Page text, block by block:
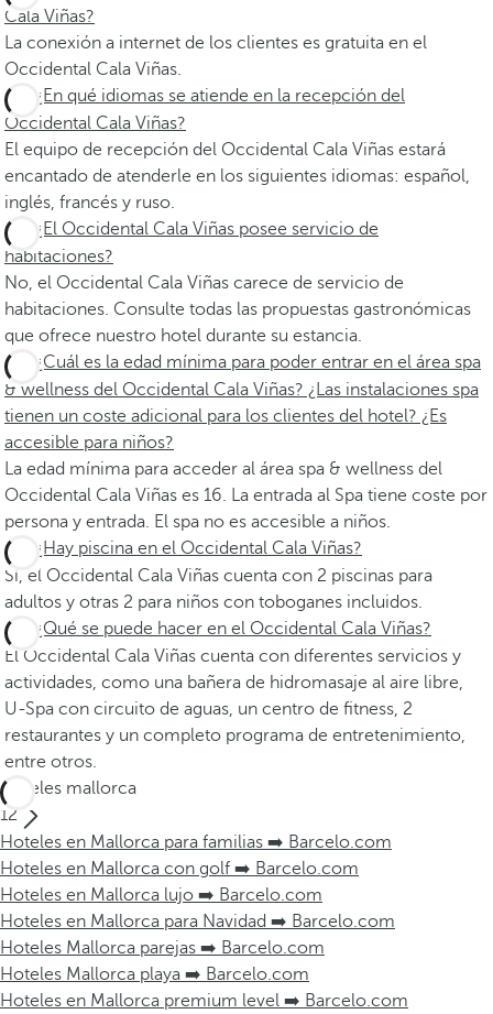
Cala Viñas?
La conexión a internet de los clientes es gratuita en el
Occidental Cala Viñas.
¿En qué idiomas se atiende en la recepción del
Occidental Cala Viñas?
El equipo de recepción del Occidental Cala Viñas estará
encantado de atenderle en los siguientes idiomas: español,
inglés, francés y ruso.
¿El Occidental Cala Viñas posee servicio de
habitaciones?
No, el Occidental Cala Viñas carece de servicio de
habitaciones. Consulte todas las propuestas gastronómicas
que ofrece nuestro hotel durante su estancia.
¿Cuál es la edad mínima para poder entrar en el área spa
& wellness del Occidental Cala Viñas? ¿Las instalaciones spa
tienen un coste adicional para los clientes del hotel? ¿Es
accesible para niños?
La edad mínima para acceder al área spa & wellness del
Occidental Cala Viñas es 16. La entrada al Spa tiene coste por
persona y entrada. El spa no es accesible a niños.
¿Hay piscina en el Occidental Cala Viñas?
Sí, el Occidental Cala Viñas cuenta con 2 piscinas para
adultos y otras 2 para niños con toboganes incluidos.
¿Qué se puede hacer en el Occidental Cala Viñas?
El Occidental Cala Viñas cuenta con diferentes servicios y
actividades, como una bañera de hidromasaje al aire libre,
U-Spa con circuito de aguas, un centro de fitness, 2
restaurantes y un completo programa de entretenimiento,
entre otros.
Hoteles mallorca
12
Hoteles en Mallorca para familias ➡️ Barcelo.com
Hoteles en Mallorca con golf ➡️ Barcelo.com
Hoteles en Mallorca lujo ➡️ Barcelo.com
Hoteles en Mallorca para Navidad ➡️ Barcelo.com
Hoteles Mallorca parejas ➡️ Barcelo.com
Hoteles Mallorca playa ➡️ Barcelo.com
Hoteles en Mallorca premium level ➡️ Barcelo.com